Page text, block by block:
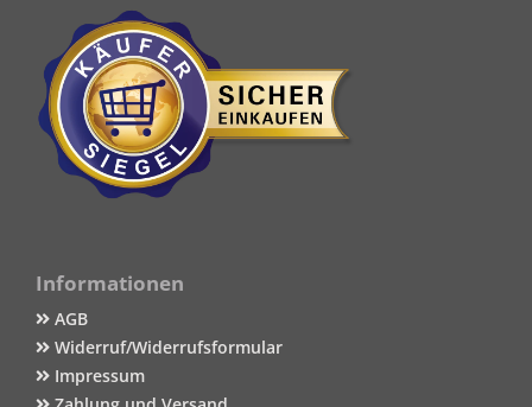
Informationen
AGB
Widerruf/Widerrufsformular
Impressum